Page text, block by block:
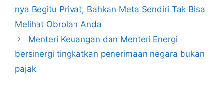
nya Begitu Privat, Bahkan Meta Sendiri Tak Bisa
Melihat Obrolan Anda
Menteri Keuangan dan Menteri Energi
bersinergi tingkatkan penerimaan negara bukan
pajak